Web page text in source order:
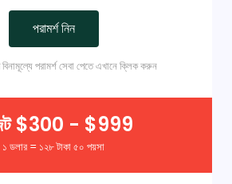
পরামর্শ নিন
পরামর্শ সেবা পেতে এখানে ক্লিক করুন
$300 - $999
১ ডলার = ১২৮ টাকা ৫০ পয়সা